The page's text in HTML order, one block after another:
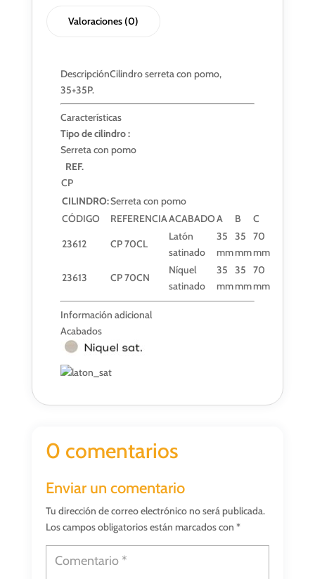
Valoraciones (0)
DescripciónCilindro serreta con pomo,
35+35P.
Características
Tipo de cilindro :
Serreta con pomo
REF.
CP
CILINDRO:Serreta con pomo
CÓDIGO
REFERENCIAACABADOA B
C
23612
CP 70CL
Latón
satinado
35
mm
35
mm
70
mm
23613
CP 70CN
Níquel
satinado
35
mm
35
mm
70
mm
Información adicional
Acabados
0 comentarios
Enviar un comentario
Tu dirección de correo electrónico no será publicada.
Los campos obligatorios están marcados con *